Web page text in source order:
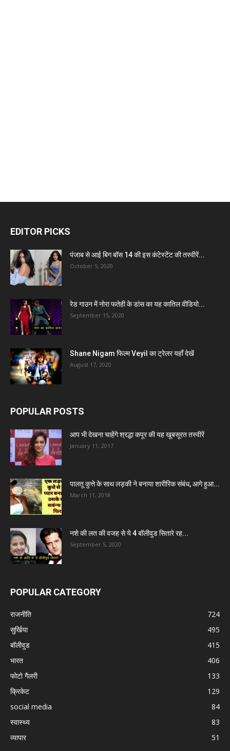
EDITOR PICKS
पंजाब से आई बिग बॉस 14 की इस कंटेस्टेंट की तस्वीरें...
October 5, 2020
रेड गाउन में नोरा फतेही के डांस का यह कातिल वीडियो...
September 15, 2020
Shane Nigam फिल्म Veyil का ट्रेलर यहाँ देखें
August 17, 2020
POPULAR POSTS
आप भी देखना चाहेंगे श्रद्धा कपूर की यह खूबसूरत तस्वीरें
January 11, 2017
पालतू कुत्ते के साथ लड़की ने बनाया शारीरिक संबंध, आगे हुआ...
March 11, 2018
नशे की लत की वजह से ये 4 बॉलीवुड सितारे रह...
September 5, 2020
POPULAR CATEGORY
राजनीति
724
सुर्खिया
495
बॉलीवुड
415
भारत
406
फोटो गैलरी
133
क्रिकेट
129
social media
84
स्वास्थ्य
83
व्यापार
51